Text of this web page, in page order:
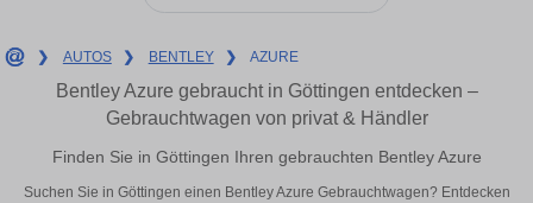
❯ AUTOS ❯ BENTLEY ❯ AZURE
Bentley Azure gebraucht in Göttingen entdecken –
Gebrauchtwagen von privat & Händler
Finden Sie in Göttingen Ihren gebrauchten Bentley Azure
Suchen Sie in Göttingen einen Bentley Azure Gebrauchtwagen? Entdecken